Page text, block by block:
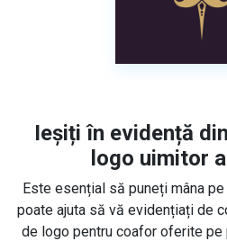
Ieșiți în evidență
logo uimitor
Este esențial să puneți mâna
poate ajuta să vă evidențiați de
de logo pentru coafor oferite pe